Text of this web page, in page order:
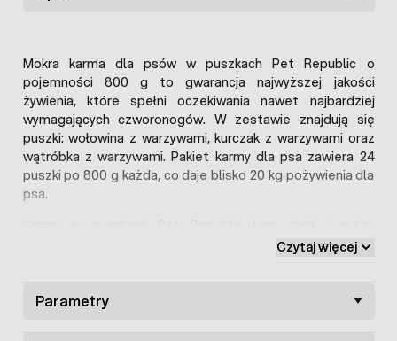
Mokra karma dla psów w puszkach Pet Republic o
pojemności 800 g to gwarancja najwyższej jakości
żywienia, które spełni oczekiwania nawet najbardziej
wymagających czworonogów. W zestawie znajdują się
puszki: wołowina z warzywami, kurczak z warzywami oraz
wątróbka z warzywami. Pakiet karmy dla psa zawiera 24
puszki po 800 g każda, co daje blisko 20 kg pożywienia dla
psa.
stworzona została z myślą o psach o wrażliwym układzie
dobrym zdrowiu oraz dobrej kondycji fizycznej.
Czytaj więcej
Parametry